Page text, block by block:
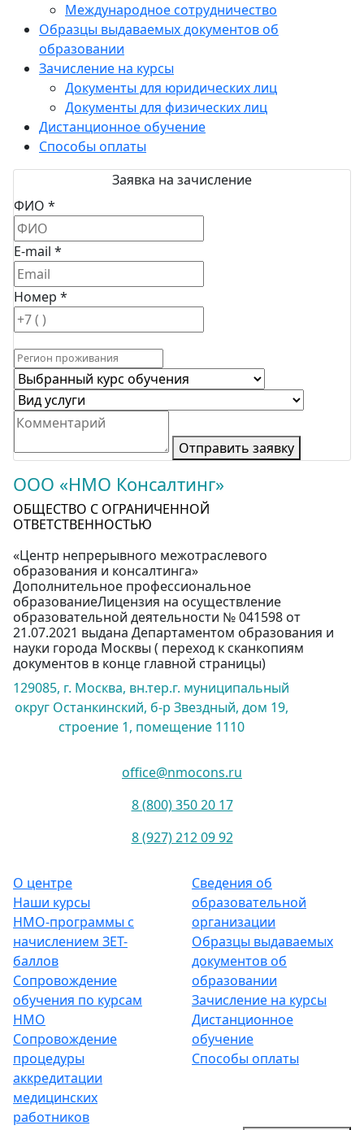
Международное сотрудничество
Образцы выдаваемых документов об
образовании
Зачисление на курсы
Документы для юридических лиц
Документы для физических лиц
Дистанционное обучение
Способы оплаты
Заявка на зачисление
ФИО *
E-mail *
Номер *
Отправить заявку
ООО «НМО Консалтинг»
ОБЩЕСТВО С ОГРАНИЧЕННОЙ
ОТВЕТСТВЕННОСТЬЮ
«Центр непрерывного межотраслевого
образования и консалтинга»
Дополнительное профессиональное
образованиеЛицензия на осуществление
образовательной деятельности № 041598 от
21.07.2021 выдана Департаментом образования и
науки города Москвы ( переход к сканкопиям
документов в конце главной страницы)
129085, г. Москва, вн.тер.г. муниципальный
округ Останкинский, б-р Звездный, дом 19,
строение 1, помещение 1110
office@nmocons.ru
8 (800) 350 20 17
8 (927) 212 09 92
О центре
Наши курсы
НМО-программы с
начислением ЗЕТ-
баллов
Сопровождение
обучения по курсам
НМО
Сопровождение
процедуры
аккредитации
медицинских
работников
Сведения об
образовательной
организации
Образцы выдаваемых
документов об
образовании
Зачисление на курсы
Дистанционное
обучение
Способы оплаты